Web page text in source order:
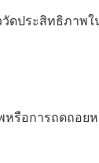
ดประสิทธิภาพ
รือการถดถอย